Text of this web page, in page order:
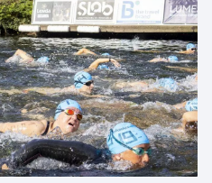
de ahorro